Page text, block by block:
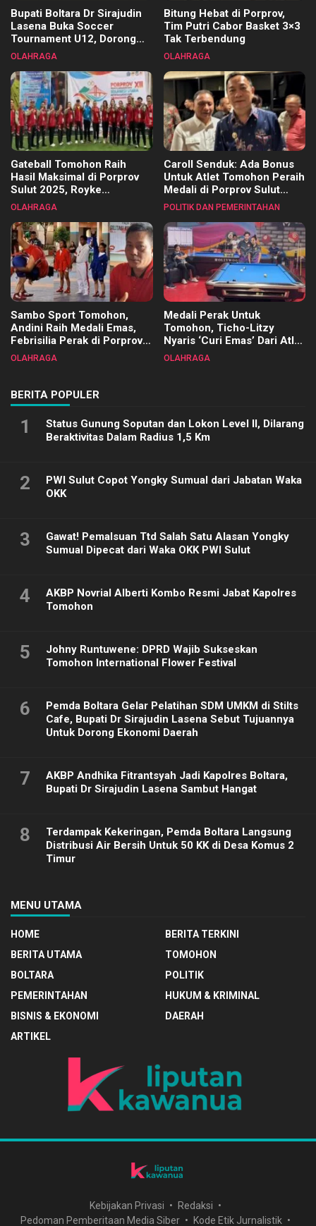
Bupati Boltara Dr Sirajudin
Lasena Buka Soccer
Tournament U12, Dorong
Pembinaan Merata di Setiap
OLAHRAGA
Bitung Hebat di Porprov,
Tim Putri Cabor Basket 3×3
Tak Terbendung
OLAHRAGA
Gateball Tomohon Raih
Hasil Maksimal di Porprov
Sulut 2025, Royke
Tangkawarouw Ucapkan
OLAHRAGA
Caroll Senduk: Ada Bonus
Untuk Atlet Tomohon Peraih
Medali di Porprov Sulut
2025
POLITIK DAN PEMERINTAHAN
Sambo Sport Tomohon,
Andini Raih Medali Emas,
Febrisilia Perak di Porprov
Sulut 2025
OLAHRAGA
Medali Perak Untuk
Tomohon, Ticho-Litzy
Nyaris ‘Curi Emas’ Dari Atlet
Biliar PON di Porprov Sulut
OLAHRAGA
BERITA POPULER
1
Status Gunung Soputan dan Lokon Level II, Dilarang
Beraktivitas Dalam Radius 1,5 Km
2
PWI Sulut Copot Yongky Sumual dari Jabatan Waka
OKK
3
Gawat! Pemalsuan Ttd Salah Satu Alasan Yongky
Sumual Dipecat dari Waka OKK PWI Sulut
4
AKBP Novrial Alberti Kombo Resmi Jabat Kapolres
Tomohon
5
Johny Runtuwene: DPRD Wajib Sukseskan
Tomohon International Flower Festival
6
Pemda Boltara Gelar Pelatihan SDM UMKM di Stilts
Cafe, Bupati Dr Sirajudin Lasena Sebut Tujuannya
Untuk Dorong Ekonomi Daerah
7
AKBP Andhika Fitrantsyah Jadi Kapolres Boltara,
Bupati Dr Sirajudin Lasena Sambut Hangat
8
Terdampak Kekeringan, Pemda Boltara Langsung
Distribusi Air Bersih Untuk 50 KK di Desa Komus 2
Timur
MENU UTAMA
HOME
BERITA TERKINI
BERITA UTAMA
TOMOHON
BOLTARA
POLITIK
PEMERINTAHAN
HUKUM & KRIMINAL
BISNIS & EKONOMI
DAERAH
ARTIKEL
Kebijakan Privasi
Redaksi
Pedoman Pemberitaan Media Siber
Kode Etik Jurnalistik